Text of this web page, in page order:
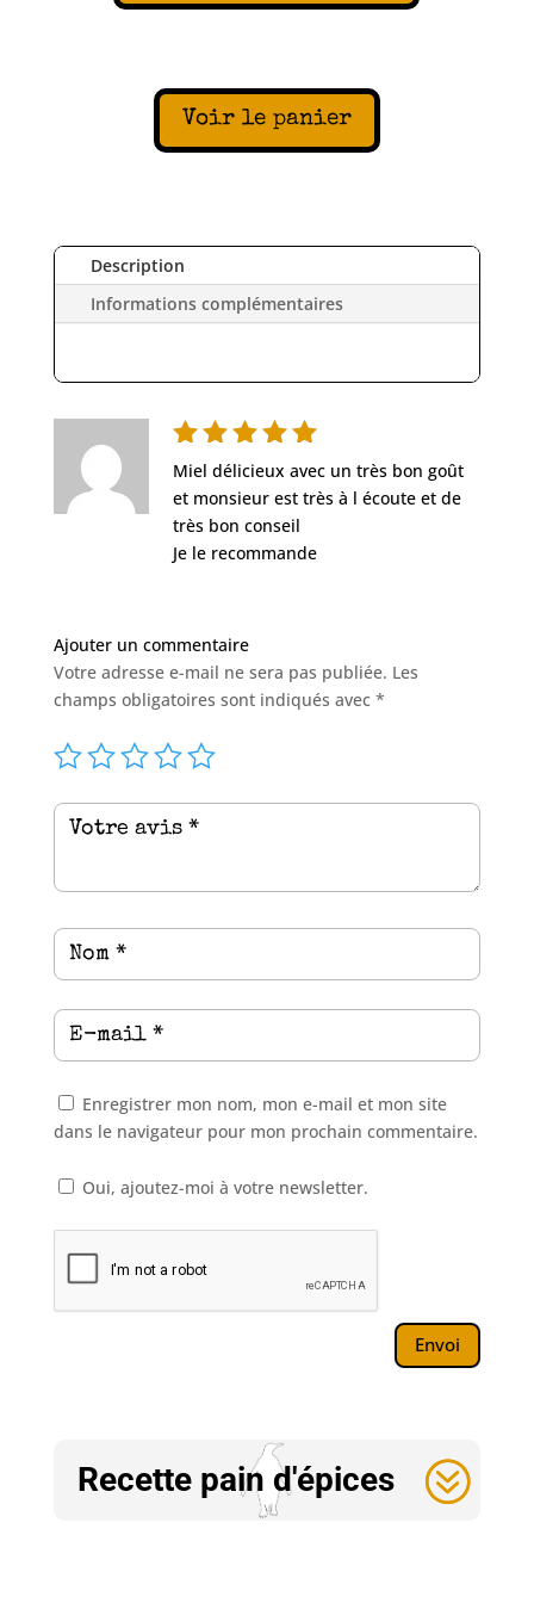
Voir le panier
Description
Informations complémentaires
Note5
sur 5
Miel délicieux avec un très bon goût
et monsieur est très à l écoute et de
très bon conseil
Je le recommande
Ajouter un commentaire
Votre adresse e-mail ne sera pas publiée. Les
champs obligatoires sont indiqués avec *
Enregistrer mon nom, mon e-mail et mon site
dans le navigateur pour mon prochain commentaire.
Oui, ajoutez-moi à votre newsletter.
Envoi
Recette pain d'épices